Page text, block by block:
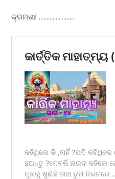
କ୍ରମଶଃ …………………..